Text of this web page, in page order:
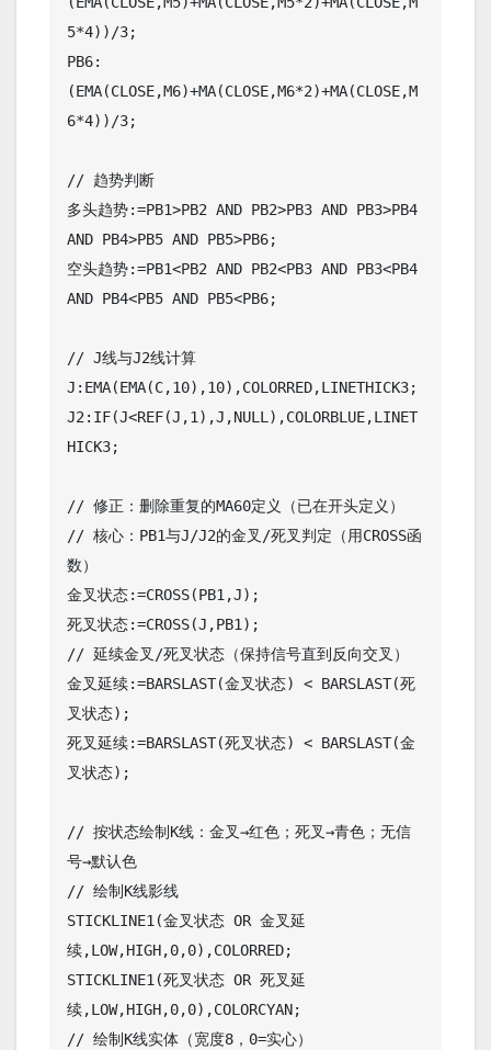
5*4))/3;
PB6:
(EMA(CLOSE,M6)+MA(CLOSE,M6*2)+MA(CLOSE,M
6*4))/3;
// 趋势判断
多头趋势:=PB1>PB2 AND PB2>PB3 AND PB3>PB4
AND PB4>PB5 AND PB5>PB6;
空头趋势:=PB1<PB2 AND PB2<PB3 AND PB3<PB4
AND PB4<PB5 AND PB5<PB6;
// J线与J2线计算
J:EMA(EMA(C,10),10),COLORRED,LINETHICK3;
J2:IF(J<REF(J,1),J,NULL),COLORBLUE,LINET
HICK3;
// 修正：删除重复的MA60定义（已在开头定义）
// 核心：PB1与J/J2的金叉/死叉判定（用CROSS函
数）
金叉状态:=CROSS(PB1,J);
死叉状态:=CROSS(J,PB1);
// 延续金叉/死叉状态（保持信号直到反向交叉）
金叉延续:=BARSLAST(金叉状态) < BARSLAST(死
叉状态);
死叉延续:=BARSLAST(死叉状态) < BARSLAST(金
叉状态);
// 按状态绘制K线：金叉→红色；死叉→青色；无信
号→默认色
// 绘制K线影线
STICKLINE1(金叉状态 OR 金叉延
续,LOW,HIGH,0,0),COLORRED;
STICKLINE1(死叉状态 OR 死叉延
续,LOW,HIGH,0,0),COLORCYAN;
// 绘制K线实体（宽度8，0=实心）